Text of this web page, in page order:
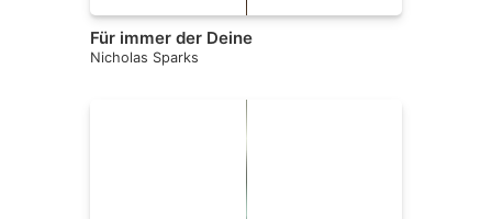
Für immer der Deine
Nicholas Sparks